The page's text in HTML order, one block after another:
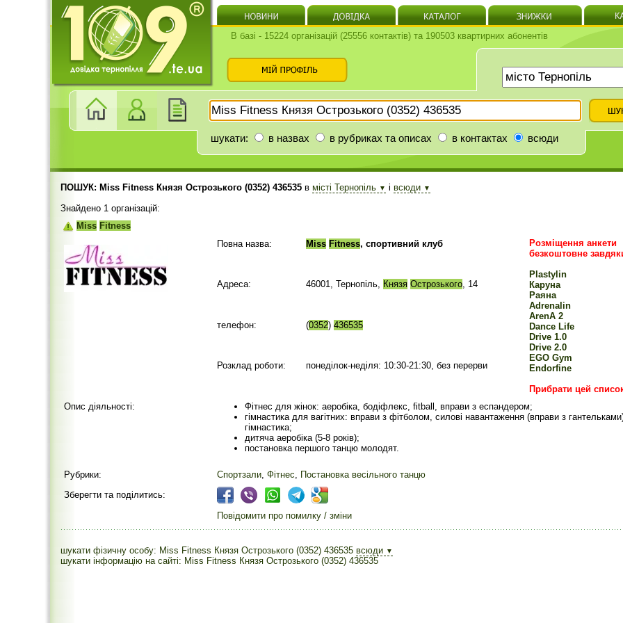
В базі - 15224 організацій (25556 контактів) та 190503 квартирних абонентів
шукати: в назвах в рубриках та описах в контактах всюди
ПОШУК: Miss Fitness Князя Острозького (0352) 436535 в місті Тернопіль ▼ і всюди ▼
Знайдено 1 організацій:
Miss Fitness
Розміщення анкети
безкоштовне
Plastylin
Каруна
Раяна
Adrenalin
ArenA 2
Dance Life
Drive 1.0
Drive 2.0
EGO Gym
Endorfine
Прибрати цей
Повна назва: Miss Fitness, спортивний клуб
Адреса: 46001, Тернопіль, Князя Острозького, 14
телефон: (0352) 436535
Розклад роботи: понеділок-неділя: 10:30-21:30, без перерви
Опис діяльності:
Фітнес для жінок: аеробіка, бодіфлекс, fitball, вправи з еспандером;
гімнастика для вагітних: вправи з фітболом, силові навантаження (вправи з
гімнастика;
дитяча аеробіка (5-8 років);
постановка першого танцю молодят.
Рубрики: Спортзали, Фітнес, Постановка весільного танцю
Зберегти та поділитись:
Повідомити про помилку / зміни
шукати фізичну особу: Miss Fitness Князя Острозького (0352) 436535 всюди ▼
шукати інформацію на сайті: Miss Fitness Князя Острозького (0352) 436535